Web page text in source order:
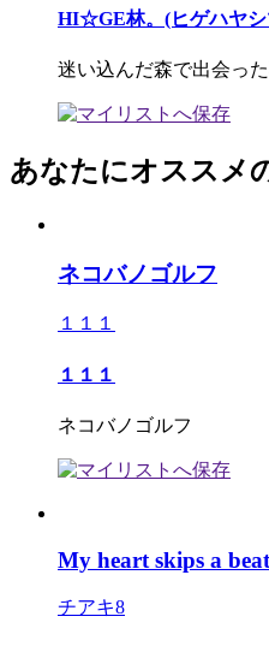
HI☆GE林。(ヒゲハヤシ
迷い込んだ森で出会っ
あなたにオススメ
ネコバノゴルフ
１１１
１１１
ネコバノゴルフ
My heart skips a
チアキ8